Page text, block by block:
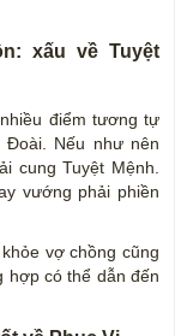
xấu về Tuyệt
điểm tương tự
Nếu như nên
cung Tuyệt Mệnh.
vướng phải phiền
vợ chồng cũng
hợp có thể dẫn đến